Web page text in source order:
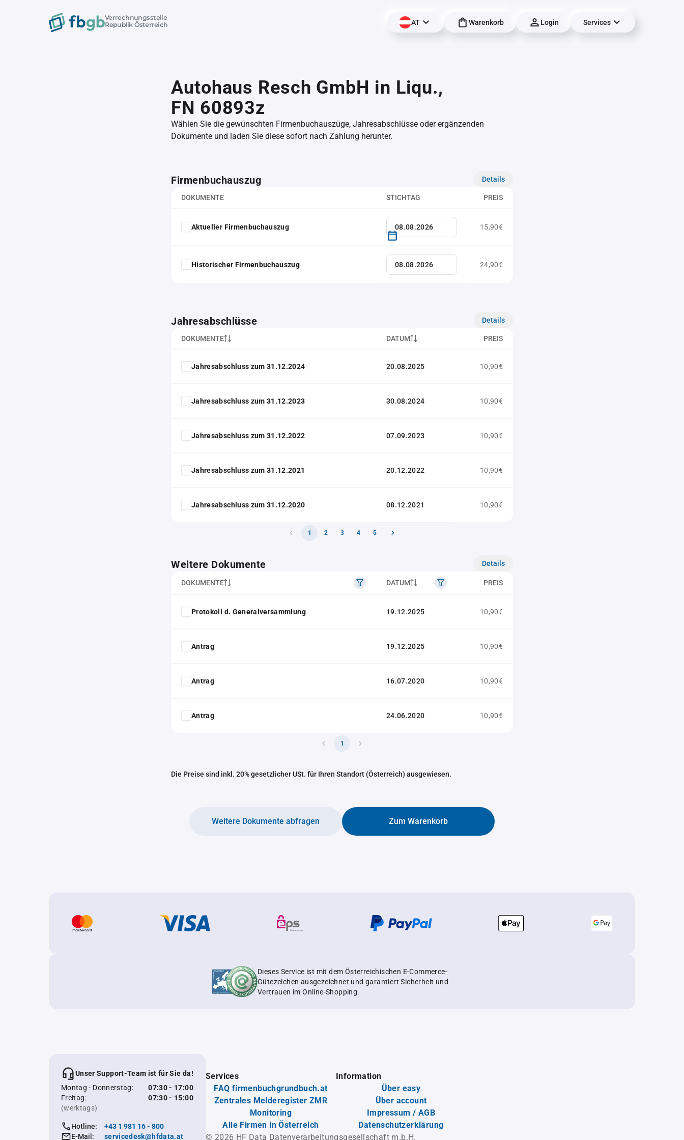
Verrechnungsstelle
Republik Österreich
AT Warenkorb Login Services
Autohaus Resch GmbH in Liqu.,
FN 60893z
Wählen Sie die gewünschten Firmenbuchauszüge, Jahresabschlüsse oder ergänzenden
Dokumente und laden Sie diese sofort nach Zahlung herunter.
Firmenbuchauszug Details
DOKUMENTE STICHTAG PREIS
Aktueller Firmenbuchauszug 15,90€
Historischer Firmenbuchauszug 24,90€
Jahresabschlüsse Details
DOKUMENTE DATUM PREIS
Jahresabschluss zum 31.12.2024 20.08.2025 10,90€
Jahresabschluss zum 31.12.2023 30.08.2024 10,90€
Jahresabschluss zum 31.12.2022 07.09.2023 10,90€
Jahresabschluss zum 31.12.2021 20.12.2022 10,90€
Jahresabschluss zum 31.12.2020 08.12.2021 10,90€
1 2 3 4 5
Weitere Dokumente Details
DOKUMENTE DATUM PREIS
Protokoll d. Generalversammlung 19.12.2025 10,90€
Antrag 19.12.2025 10,90€
Antrag 16.07.2020 10,90€
Antrag 24.06.2020 10,90€
1
Die Preise sind inkl. 20% gesetzlicher USt. für Ihren Standort (Österreich) ausgewiesen.
Zum Warenkorb
Weitere Dokumente abfragen
Dieses Service ist mit dem Österreichischen E-Commerce-
Gütezeichen ausgezeichnet und garantiert Sicherheit und
Vertrauen im Online-Shopping.
Unser Support-Team ist für Sie da!
Montag - Donnerstag:
07:30 - 17:00
Freitag:
07:30 - 15:00
(werktags)
Hotline:
+43 1 981 16 - 800
E-Mail:
servicedesk@hfdata.at
Services
FAQ firmenbuchgrundbuch.at
Zentrales Melderegister ZMR
Monitoring
Alle Firmen in Österreich
Information
Über easy
Über account
Impressum / AGB
Datenschutzerklärung
© 2026 HF Data Datenverarbeitungsgesellschaft m.b.H.